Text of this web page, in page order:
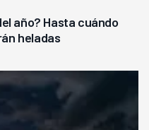
año? Hasta cuándo
heladas